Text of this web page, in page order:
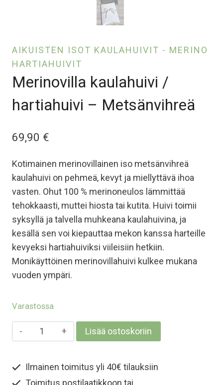
AIKUISTEN ISOT KAULAHUIVIT - MERINO
HARTIAHUIVIT
Merinovilla kaulahuivi /
hartiahuivi – Metsänvihreä
69,90 €
Kotimainen merinovillainen iso metsänvihreä
kaulahuivi on pehmeä, kevyt ja miellyttävä ihoa
vasten. Ohut 100 % merinoneulos lämmittää
tehokkaasti, muttei hiosta tai kutita. Huivi toimii
syksyllä ja talvella muhkeana kaulahuivina, ja
kesällä sen voi kiepauttaa mekon kanssa harteille
kevyeksi hartiahuiviksi viileisiin hetkiin.
Monikäyttöinen merinovillahuivi kulkee mukana
vuoden ympäri.
Varastossa
Merinovilla
kaulahuivi
hartiahuivi
Lisää ostoskoriin
Ilmainen toimitus yli 40€ tilauksiin